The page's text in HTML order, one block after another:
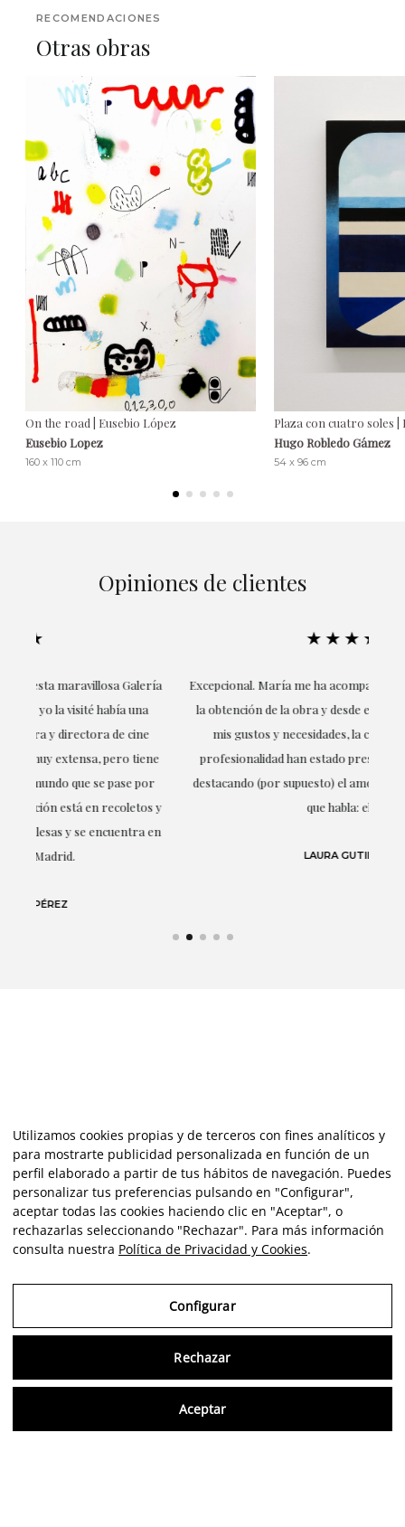
RECOMENDACIONES
Otras obras
On the road | Eusebio López
Eusebio Lopez
160 x 110 cm
Plaza con cuatro soles |
Hugo Robledo Gámez
54 x 96 cm
Opiniones de clientes
Excepcional. María me ha acompañado en todo momento en
la obtención de la obra y desde el inicio ha sabido entender
mis gustos y necesidades, la cercanía, la empatía y la
profesionalidad han estado presentes en cada momento,
destacando (por supuesto) el amor y conocimiento sobre lo
que habla: el arte.
Utilizamos cookies propias y de terceros con fines analíticos y
para mostrarte publicidad personalizada en función de un
perfil elaborado a partir de tus hábitos de navegación. Puedes
personalizar tus preferencias pulsando en "Configurar",
aceptar todas las cookies haciendo clic en "Aceptar", o
rechazarlas seleccionando "Rechazar". Para más información
consulta nuestra Política de Privacidad y Cookies.
Configurar
Rechazar
Aceptar